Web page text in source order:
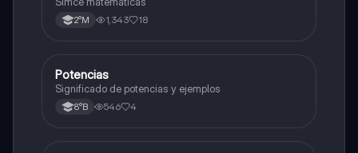
2°M 1,343 18
Matemáticas
Potencias
Significado de potencias y ejemplos
8°B 546 4